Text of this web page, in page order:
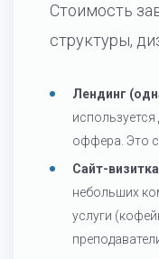
Стоимость
структуры,
Лендинг
оффера. Это
Сайт-
небольших
услуги